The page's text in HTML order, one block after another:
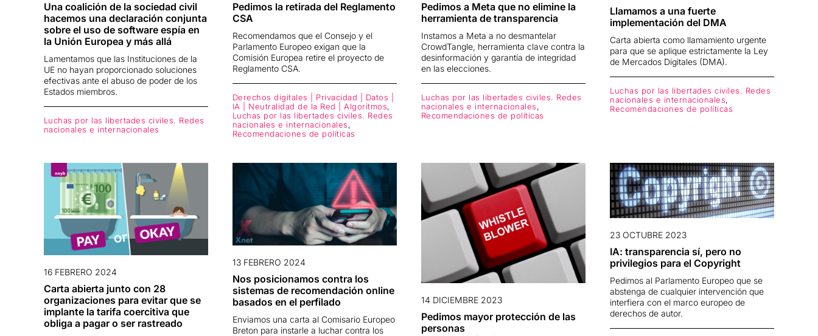
Una coalición de la sociedad civil
hacemos una declaración conjunta
sobre el uso de software espía en
la Unión Europea y más allá
Lamentamos que las Instituciones de la
UE no hayan proporcionado soluciones
efectivas ante el abuso de poder de los
Estados miembros.
Luchas por las libertades civiles. Redes
nacionales e internacionales
Pedimos la retirada del Reglamento
CSA
Recomendamos que el Consejo y el
Parlamento Europeo exigan que la
Comisión Europea retire el proyecto de
Reglamento CSA.
Derechos digitales | Privacidad | Datos |
IA | Neutralidad de la Red | Algoritmos,
Luchas por las libertades civiles. Redes
nacionales e internacionales,
Recomendaciones de políticas
Pedimos a Meta que no elimine la
herramienta de transparencia
Instamos a Meta a no desmantelar
CrowdTangle, herramienta clave contra la
desinformación y garantía de integridad
en las elecciones.
Luchas por las libertades civiles. Redes
nacionales e internacionales,
Recomendaciones de políticas
Llamamos a una fuerte
implementación del DMA
Carta abierta como llamamiento urgente
para que se aplique estrictamente la Ley
de Mercados Digitales (DMA).
Luchas por las libertades civiles. Redes
nacionales e internacionales,
Recomendaciones de políticas
16 FEBRERO 2024
Carta abierta junto con 28
organizaciones para evitar que se
implante la tarifa coercitiva que
obliga a pagar o ser rastreado
13 FEBRERO 2024
Nos posicionamos contra los
sistemas de recomendación online
basados en el perfilado
Enviamos una carta al Comisario Europeo
Breton para instarle a luchar contra los
14 DICIEMBRE 2023
Pedimos mayor protección de las
personas
23 OCTUBRE 2023
IA: transparencia sí, pero no
privilegios para el Copyright
Pedimos al Parlamento Europeo que se
abstenga de cualquier intervención que
interfiera con el marco europeo de
derechos de autor.